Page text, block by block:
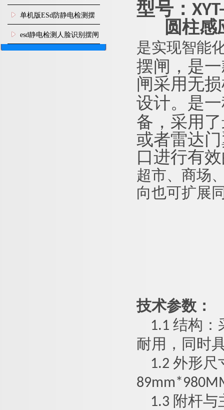
机
单机版ESd防静电检测摆
闸机
esd静电检测人脸识别摆闸
安装
型号 ：
圆柱感
是实现智能
摆闸， 是
闸采用无
设计。 是
备，采用
或者雷达
口进行有
超市、
商场
向也可扩展
技术参数：
1.1 结构：
耐用，同时
1.2 外形尺
89mm
1.3 附杆与